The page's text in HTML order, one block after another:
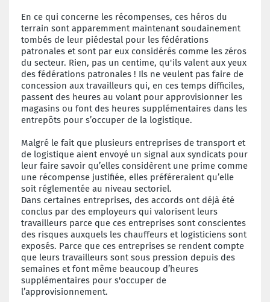
En ce qui concerne les récompenses, ces héros du
terrain sont apparemment maintenant soudainement
tombés de leur piédestal pour les fédérations
patronales et sont par eux considérés comme les zéros
du secteur. Rien, pas un centime, qu'ils valent aux yeux
des fédérations patronales ! Ils ne veulent pas faire de
concession aux travailleurs qui, en ces temps difficiles,
passent des heures au volant pour approvisionner les
magasins ou font des heures supplémentaires dans les
entrepôts pour s’occuper de la logistique.
Malgré le fait que plusieurs entreprises de transport et
de logistique aient envoyé un signal aux syndicats pour
leur faire savoir qu’elles considèrent une prime comme
une récompense justifiée, elles préféreraient qu’elle
soit réglementée au niveau sectoriel.
Dans certaines entreprises, des accords ont déjà été
conclus par des employeurs qui valorisent leurs
travailleurs parce que ces entreprises sont conscientes
des risques auxquels les chauffeurs et logisticiens sont
exposés. Parce que ces entreprises se rendent compte
que leurs travailleurs sont sous pression depuis des
semaines et font même beaucoup d’heures
supplémentaires pour s'occuper de
l’approvisionnement.